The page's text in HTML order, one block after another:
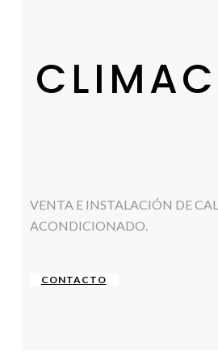
VENTA E INSTALACIÓN DE
ACONDICIONADO.
CONTACTO